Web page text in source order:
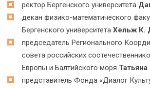
ректор Бергенского университета
декан физико-математического
Бергенского университета Хельж К.
председатель Регионального
совета российских
Европы и Балтийского моря
представитель Фонда «Диалог